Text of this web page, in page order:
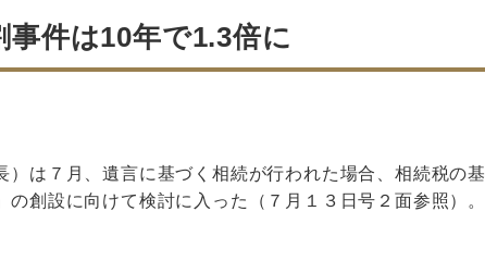
件は10年で1.3倍に
は７月、遺言に基づく相続が行われた場合、相続税の基
創設に向けて検討に入った（７月１３日号２面参照）。